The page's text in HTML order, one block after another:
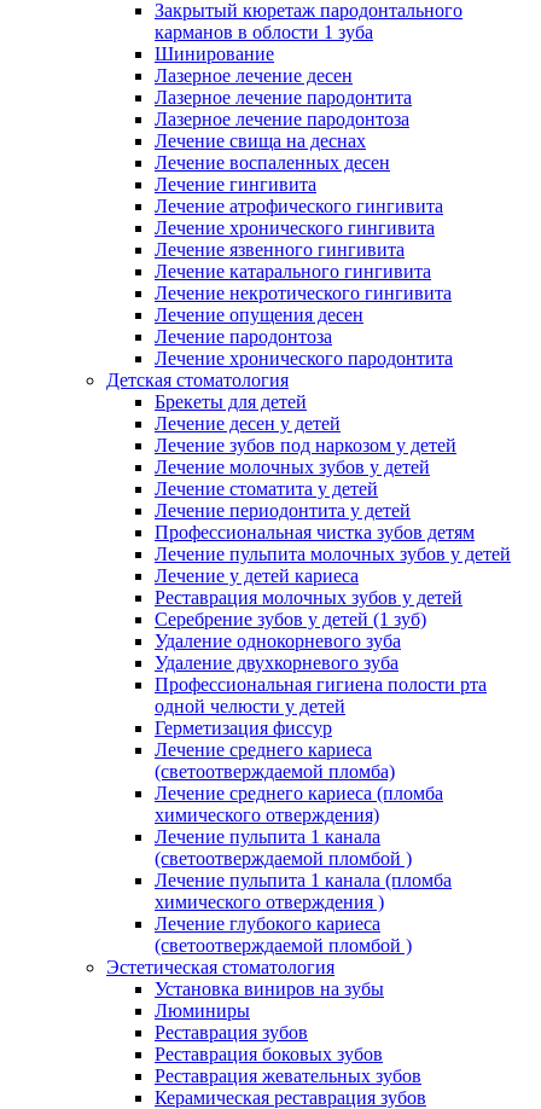
Закрытый кюретаж пародонтального
карманов в облости 1 зуба
Шинирование
Лазерное лечение десен
Лазерное лечение пародонтита
Лазерное лечение пародонтоза
Лечение свища на деснах
Лечение воспаленных десен
Лечение гингивита
Лечение атрофического гингивита
Лечение хронического гингивита
Лечение язвенного гингивита
Лечение катарального гингивита
Лечение некротического гингивита
Лечение опущения десен
Лечение пародонтоза
Лечение хронического пародонтита
Детская стоматология
Брекеты для детей
Лечение десен у детей
Лечение зубов под наркозом у детей
Лечение молочных зубов у детей
Лечение стоматита у детей
Лечение периодонтита у детей
Профессиональная чистка зубов детям
Лечение пульпита молочных зубов у детей
Лечение у детей кариеса
Реставрация молочных зубов у детей
Серебрение зубов у детей (1 зуб)
Удаление однокорневого зуба
Удаление двухкорневого зуба
Профессиональная гигиена полости рта
одной челюсти у детей
Герметизация фиссур
Лечение среднего кариеса
(светоотверждаемой пломба)
Лечение среднего кариеса (пломба
химического отверждения)
Лечение пульпита 1 канала
(светоотверждаемой пломбой )
Лечение пульпита 1 канала (пломба
химического отверждения )
Лечение глубокого кариеса
(светоотверждаемой пломбой )
Эстетическая стоматология
Установка виниров на зубы
Люминиры
Реставрация зубов
Реставрация боковых зубов
Реставрация жевательных зубов
Керамическая реставрация зубов